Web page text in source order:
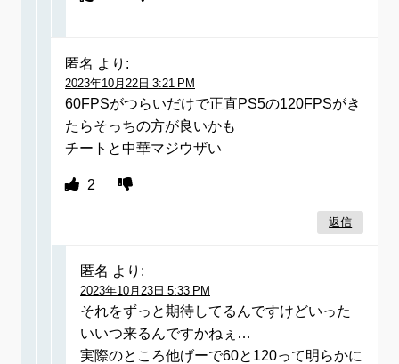
匿名 より:
2023年10月22日 3:21 PM
60FPSがつらいだけで正直PS5の120FPSがき
たらそっちの方が良いかも
チートと中華マジウザい
2
返信
匿名 より:
2023年10月23日 5:33 PM
それをずっと期待してるんですけどいった
いいつ来るんですかねぇ…
実際のところ他げーで60と120って明らかに